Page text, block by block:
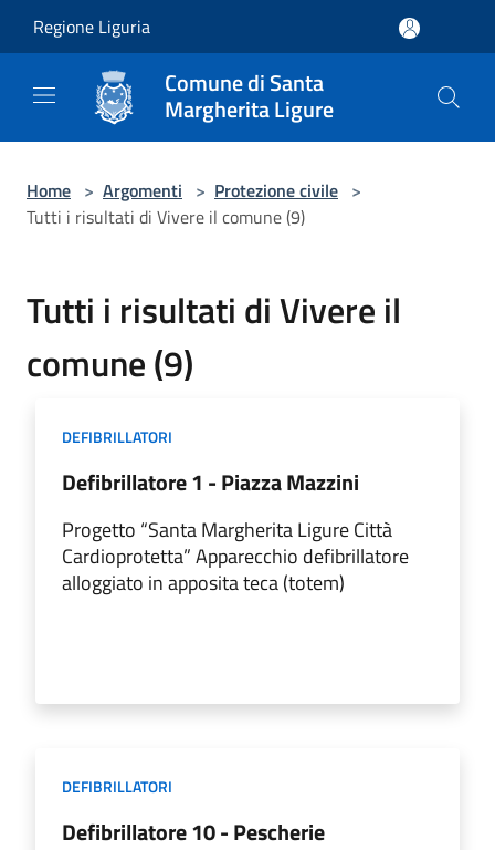
Regione Liguria
Comune di Santa
Margherita Ligure
Home > Argomenti > Protezione civile >
Tutti i risultati di Vivere il comune (9)
Tutti i risultati di Vivere il
comune (9)
DEFIBRILLATORI
Defibrillatore 1 - Piazza Mazzini
Progetto “Santa Margherita Ligure Città
Cardioprotetta” Apparecchio defibrillatore
alloggiato in apposita teca (totem)
DEFIBRILLATORI
Defibrillatore 10 - Pescherie